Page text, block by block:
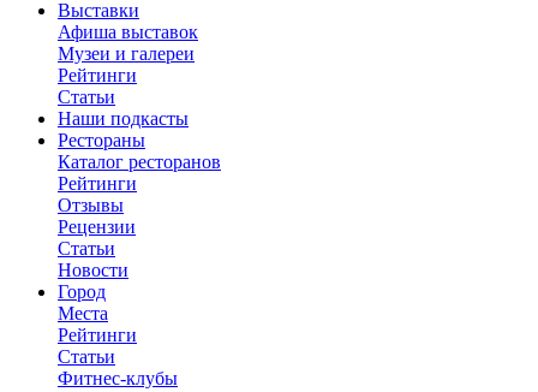
Выставки
Афиша выставок
Музеи и галереи
Рейтинги
Статьи
Наши подкасты
Рестораны
Каталог ресторанов
Рейтинги
Отзывы
Рецензии
Статьи
Новости
Город
Места
Рейтинги
Статьи
Фитнес-клубы